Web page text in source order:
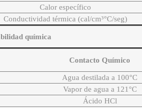
Calor específico
Conductividad térmica (cal/cm³°C/seg)
química
Contacto Químico
Agua destilada a 100°C
Vapor de agua a 121°C
Ácido HCl